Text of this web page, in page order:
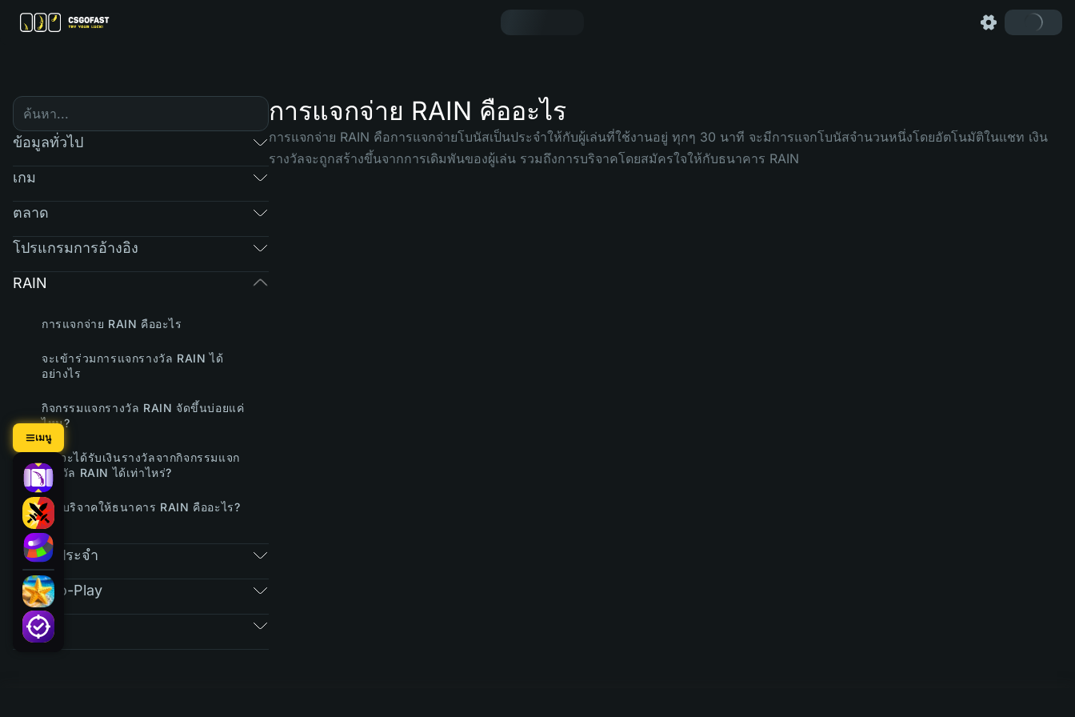
เมนู
ข้อมูลทั่วไป
เกม
ตลาด
โปรแกรมการอ้างอิง
RAIN
การแจกจ่าย RAIN คืออะไร
จะเข้าร่วมการแจกรางวัล RAIN ได้
อย่างไร
กิจกรรมแจกรางวัล RAIN จัดขึ้นบ่อยแค่
ไหน?
คุณจะได้รับเงินรางวัลจากกิจกรรมแจก
รางวัล RAIN ได้เท่าไหร่?
การบริจาคให้ธนาคาร RAIN คืออะไร?
คำถามประจำ
Free-To-Play
ตั๋ว
การแจกจ่าย RAIN คืออะไร
การแจกจ่าย RAIN คือการแจกจ่ายโบนัสเป็นประจำให้กับผู้เล่นที่ใช้งานอยู่ ทุกๆ 30 นาที จะมีการแจกโบนัสจำนวนหนึ่งโดยอัตโนมัติในแชท เงิน
รางวัลจะถูกสร้างขึ้นจากการเดิมพันของผู้เล่น รวมถึงการบริจาคโดยสมัครใจให้กับธนาคาร RAIN